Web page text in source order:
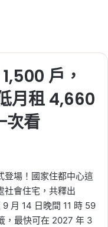
戶，
月租 4,660
次看
登場！國家住都中心這
社會住宅，共釋出
月 14 日晚間 11 時 59
，最快可在 2027 年 3